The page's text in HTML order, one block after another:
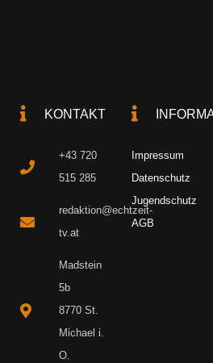
KONTAKT
+43 720
515 285
redaktion@echtzeit-
tv.at
Madstein
5b
8770 St.
Michael i.
O.
Impressum
Datenschutz
Jugendschutz
AGB